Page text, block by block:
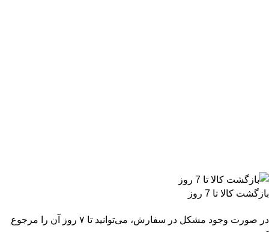
بازگشت کالا تا 7 روز
در صورت وجود مشکل در سفارش، می‌توانید تا ۷ روز آن را مرجوع